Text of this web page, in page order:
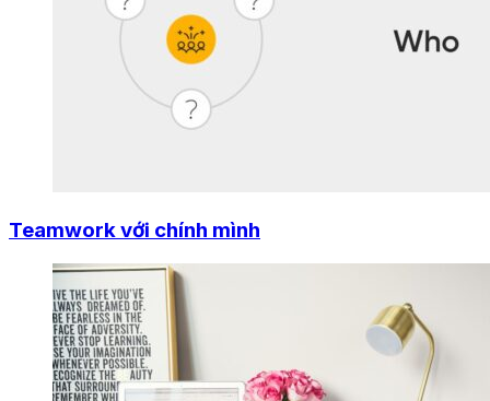
Teamwork với chính mình